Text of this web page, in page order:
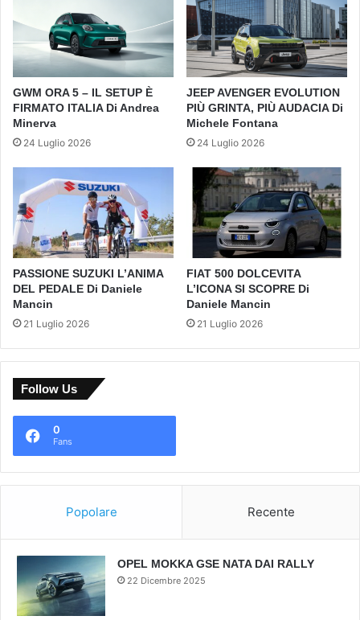
GWM ORA 5 – IL SETUP È
FIRMATO ITALIA Di Andrea
Minerva
24 Luglio 2026
JEEP AVENGER EVOLUTION
PIÙ GRINTA, PIÙ AUDACIA Di
Michele Fontana
24 Luglio 2026
PASSIONE SUZUKI L’ANIMA
DEL PEDALE Di Daniele
Mancin
21 Luglio 2026
FIAT 500 DOLCEVITA
L’ICONA SI SCOPRE Di
Daniele Mancin
21 Luglio 2026
Follow Us
0
Fans
Popolare Recente
OPEL MOKKA GSE NATA DAI RALLY
22 Dicembre 2025